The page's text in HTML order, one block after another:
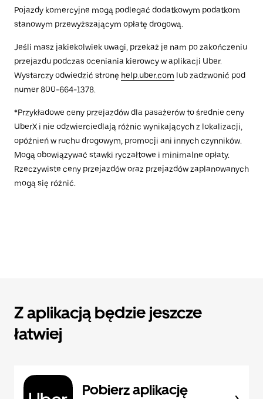
Pojazdy komercyjne mogą podlegać dodatkowym podatkom
stanowym przewyższającym opłatę drogową.
Jeśli masz jakiekolwiek uwagi, przekaż je nam po zakończeniu
przejazdu podczas oceniania kierowcy w aplikacji Uber.
Wystarczy odwiedzić stronę help.uber.com lub zadzwonić pod
numer 800-664-1378.
*Przykładowe ceny przejazdów dla pasażerów to średnie ceny
UberX i nie odzwierciedlają różnic wynikających z lokalizacji,
opóźnień w ruchu drogowym, promocji ani innych czynników.
Mogą obowiązywać stawki ryczałtowe i minimalne opłaty.
Rzeczywiste ceny przejazdów oraz przejazdów zaplanowanych
mogą się różnić.
Z aplikacją będzie jeszcze
łatwiej
Pobierz aplikację